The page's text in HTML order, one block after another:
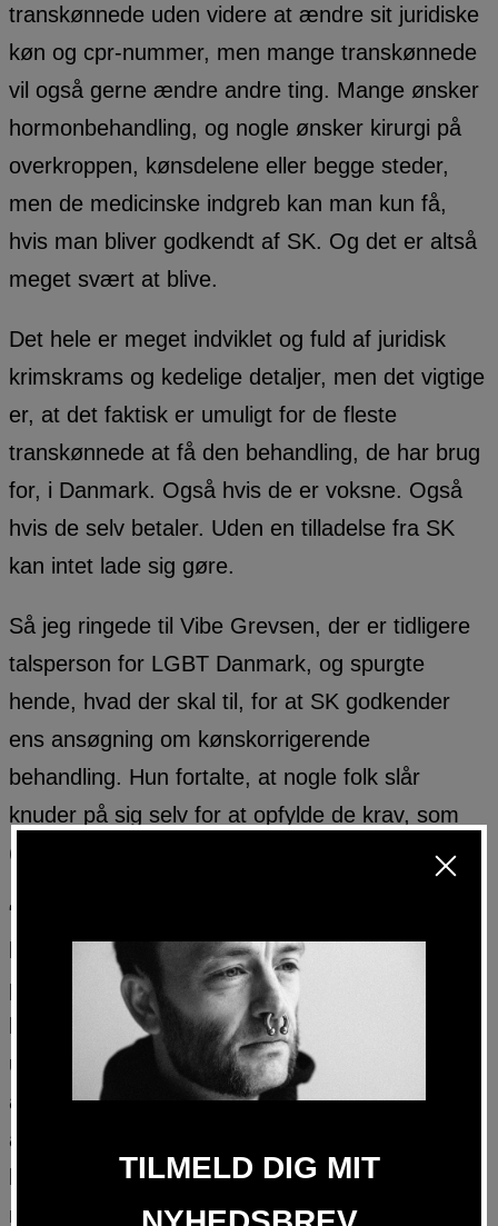
transkønnede uden videre at ændre sit juridiske
køn og cpr-nummer, men mange transkønnede
vil også gerne ændre andre ting. Mange ønsker
hormonbehandling, og nogle ønsker kirurgi på
overkroppen, kønsdelene eller begge steder,
men de medicinske indgreb kan man kun få,
hvis man bliver godkendt af SK. Og det er altså
meget svært at blive.
Det hele er meget indviklet og fuld af juridisk
krimskrams og kedelige detaljer, men det vigtige
er, at det faktisk er umuligt for de fleste
transkønnede at få den behandling, de har brug
for, i Danmark. Også hvis de er voksne. Også
hvis de selv betaler. Uden en tilladelse fra SK
kan intet lade sig gøre.
Så jeg ringede til Vibe Grevsen, der er tidligere
talsperson for LGBT Danmark, og spurgte
hende, hvad der skal til, for at SK godkender
ens ansøgning om kønskorrigerende
behandling. Hun fortalte, at nogle folk slår
knuder på sig selv for at opfylde de krav, som
(de regner med, at) SK har til dem.
“… der er eksempler på, at ansøgere såvel som
behandlere har beskrevet livsfortællinger,
påklædning osv. mere kønsstereotypt, for at
kønsskiftet kan godkendes. På den måde kan
udredningen få ansøgere til at ændre deres
adfærd, holde oplysninger tilbage eller på en
anden måde forhindre en fri dialog mellem
behandler og ansøger. Ansøgeren kan blive
mere fokuseret på at opfylde behandlerens